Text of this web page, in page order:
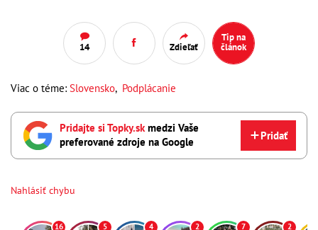
14 Zdieľať
Tip na
článok
Viac o téme: Slovensko, Podplácanie
Pridajte si Topky.skmedzi Vaše
preferované zdroje na Google
Pridať
Nahlásiť chybu
16 5 4 2 7 2